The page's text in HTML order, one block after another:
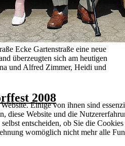
Ecke Gartenstraße eine neue
überzeugten sich am heutigen
und Alfred Zimmer, Heidi und
2008
Einige von ihnen sind
diese Website und die
entscheiden, ob Sie die
womöglich nicht mehr alle